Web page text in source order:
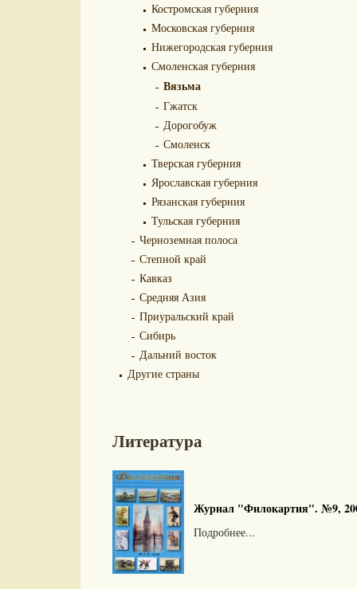
Костромская губерния
Московская губерния
Нижегородская губерния
Смоленская губерния
Вязьма
Гжатск
Дорогобуж
Смоленск
Тверская губерния
Ярославская губерния
Рязанская губерния
Тульская губерния
Черноземная полоса
Степной край
Кавказ
Средняя Азия
Приуральский край
Сибирь
Дальний восток
Другие страны
Литература
Журнал "Филокартия". №9,
Подробнее...